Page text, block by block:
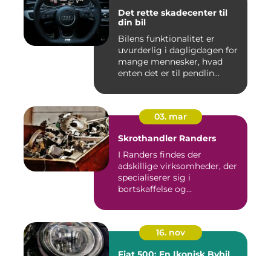
Det rette skadecenter til
din bil
Bilens funktionalitet er
uvurderlig i dagligdagen for
mange mennesker, hvad
enten det er til pendlin...
03. mar
Skrothandler Randers
I Randers findes der
adskillige virksomheder, der
specialiserer sig i
bortskaffelse og
16. nov